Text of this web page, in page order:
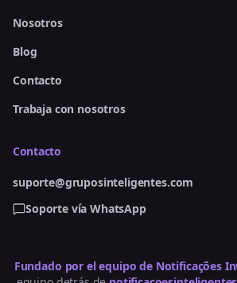
Nosotros
Blog
Contacto
Trabaja con nosotros
Contacto
suporte@gruposinteligentes.com
Soporte vía WhatsApp
Fundado por el equipo de Notificações